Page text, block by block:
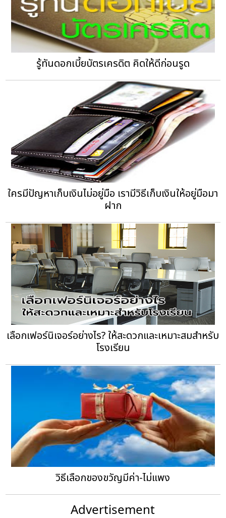
รู้ทันดอกเบี้ยบัตรเครดิต คิดให้ดีก่อนรูด
ใครมีปัญหาเก็บเงินไม่อยู่มือ เรามีวิธีเก็บเงินให้อยู่มือมา
ฝาก
เลือกเฟอร์นิเจอร์อย่างไร? ให้สะดวกและเหมาะสมสำหรับ
โรงเรียน
วิธีเลือกของขวัญมีค่า-ไม่แพง
Advertisement